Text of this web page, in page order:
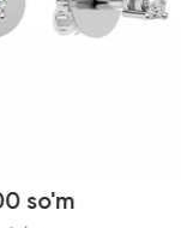
so'm